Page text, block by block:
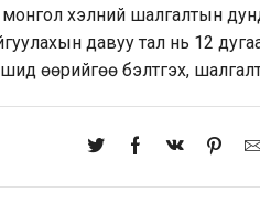
хэлний шалгалтын
давуу тал нь 12
өөрийгөө бэлтгэх,